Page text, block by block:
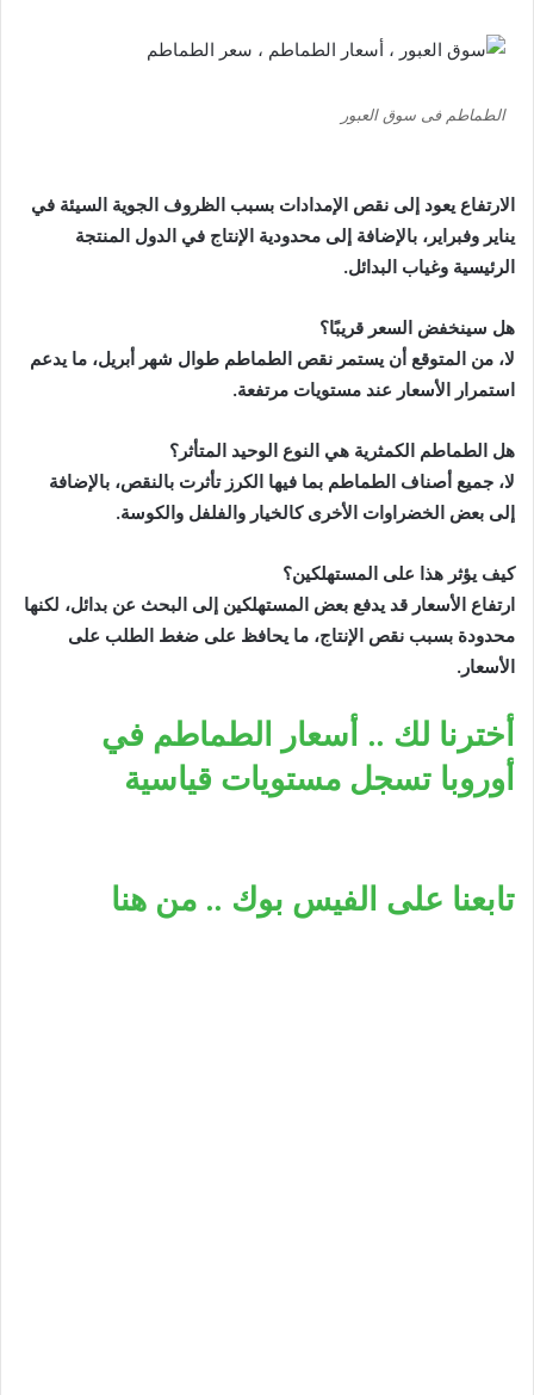
الطماطم فى سوق العبور
الارتفاع يعود إلى نقص الإمدادات بسبب الظروف الجوية السيئة في
يناير وفبراير، بالإضافة إلى محدودية الإنتاج في الدول المنتجة
الرئيسية وغياب البدائل.
هل سينخفض السعر قريبًا؟
لا، من المتوقع أن يستمر نقص الطماطم طوال شهر أبريل، ما يدعم
استمرار الأسعار عند مستويات مرتفعة.
هل الطماطم الكمثرية هي النوع الوحيد المتأثر؟
لا، جميع أصناف الطماطم بما فيها الكرز تأثرت بالنقص، بالإضافة
إلى بعض الخضراوات الأخرى كالخيار والفلفل والكوسة.
كيف يؤثر هذا على المستهلكين؟
ارتفاع الأسعار قد يدفع بعض المستهلكين إلى البحث عن بدائل، لكنها
محدودة بسبب نقص الإنتاج، ما يحافظ على ضغط الطلب على
الأسعار.
أخترنا لك .. أسعار الطماطم في
أوروبا تسجل مستويات قياسية
تابعنا على الفيس بوك .. من هنا